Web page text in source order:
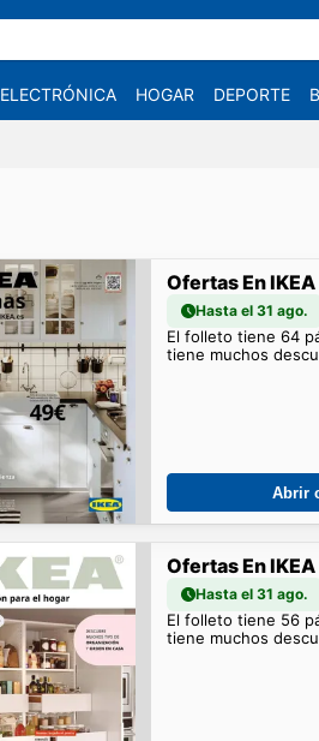
ELECTRÓNICA HOGAR DEPORTE
Ofertas En IKEA
Hasta el 31 ago.
El folleto tiene 64
tiene muchos
Abrir
Ofertas En IKEA
Hasta el 31 ago.
El folleto tiene 56
tiene muchos